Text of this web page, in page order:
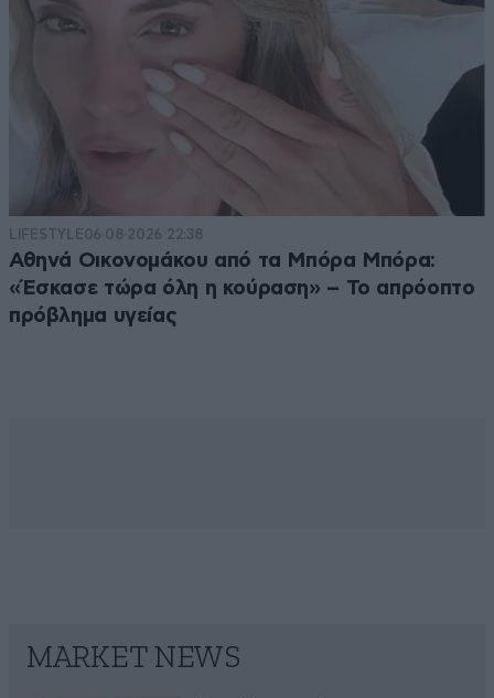
LIFESTYLE06·08·2026 22:38
Αθηνά Οικονομάκου από τα Μπόρα Μπόρα:
«Έσκασε τώρα όλη η κούραση» – Το απρόοπτο
πρόβλημα υγείας
MARKET NEWS